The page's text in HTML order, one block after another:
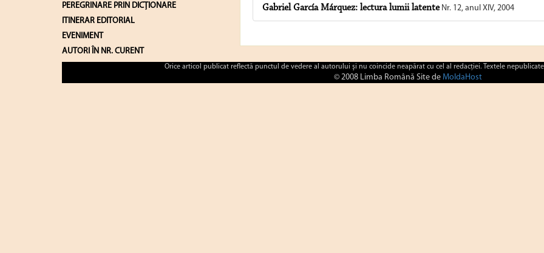
PEREGRINARE PRIN DICȚIONARE
ITINERAR EDITORIAL
EVENIMENT
AUTORI ÎN NR. CURENT
Gabriel García Márquez: lectura lumii latenteNr. 12, anul XIV, 2004
Orice articol publicat reflectă punctul de vedere al autorului şi nu coincide neapărat cu cel al redacţiei. Textele
© 2008 Limba Română Site de MoldaHost